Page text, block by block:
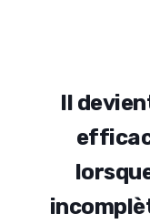
Il devien
effica
lorsqu
incomplè